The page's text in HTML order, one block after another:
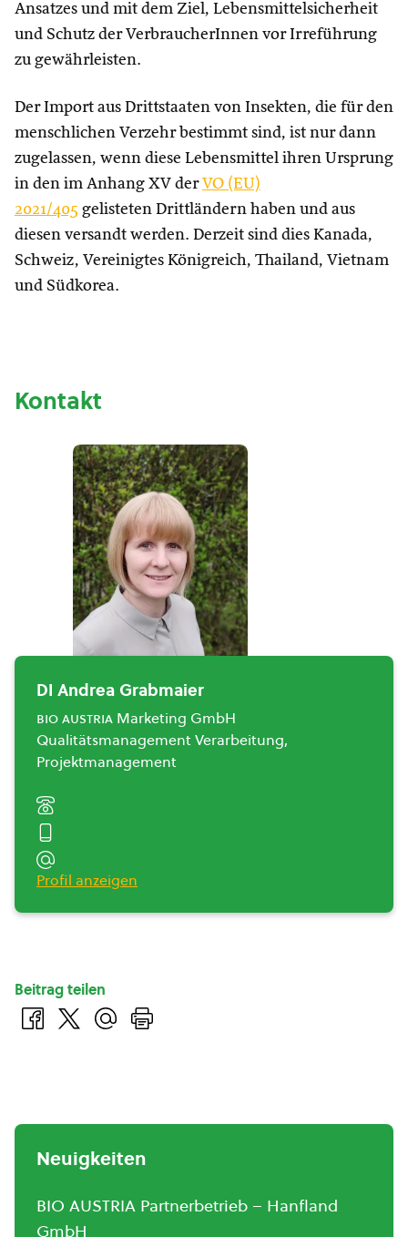
Ansatzes und mit dem Ziel, Lebensmittelsicherheit
und Schutz der VerbraucherInnen vor Irreführung
zu gewährleisten.
Der Import aus Drittstaaten von Insekten, die für den
menschlichen Verzehr bestimmt sind, ist nur dann
zugelassen, wenn diese Lebensmittel ihren Ursprung
in den im Anhang XV der VO (EU)
2021/405 gelisteten Drittländern haben und aus
diesen versandt werden. Derzeit sind dies Kanada,
Schweiz, Vereinigtes Königreich, Thailand, Vietnam
und Südkorea.
Kontakt
DI Andrea Grabmaier
bio austria Marketing GmbH
Qualitätsmanagement Verarbeitung,
Projektmanagement
Profil anzeigen
Beitrag teilen
Neuigkeiten
BIO AUSTRIA Partnerbetrieb – Hanfland
GmbH